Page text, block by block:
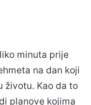
minuta prije
na dan koji
životu. Kao da to
planove kojima